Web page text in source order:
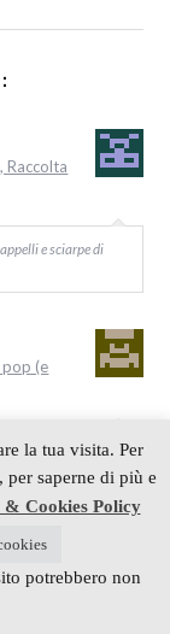
Raccolta
e sciarpe di
(e
noi! Sei geniale!
per cotone? Io…
per
la tua visita. Per
saperne di più e
Cookies Policy
potrebbero non